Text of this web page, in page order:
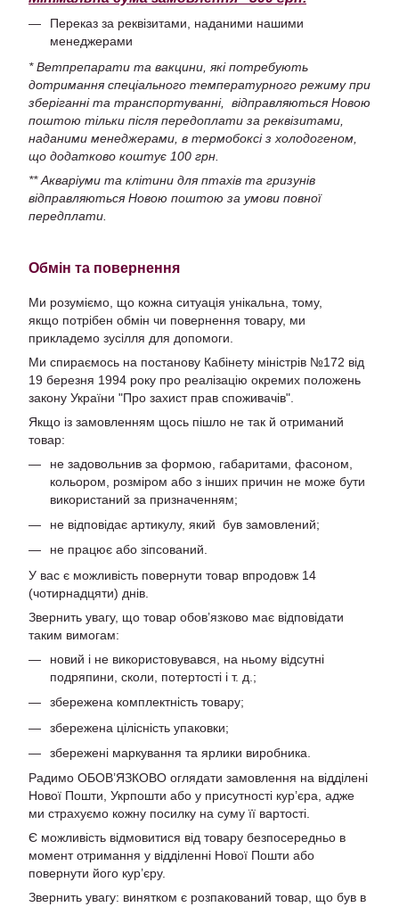
Переказ за реквізитами, наданими нашими
менеджерами
* Ветпрепарати та вакцини, які потребують
дотримання спеціального температурного режиму при
зберіганні та транспортуванні, відправляються Новою
поштою тільки після передоплати за реквізитами,
наданими менеджерами, в термобоксі з холодогеном,
що додатково коштує 100 грн.
** Акваріуми та клітини для птахів та гризунів
відправляються Новою поштою за умови повної
передплати.
Обмін та повернення
Ми розуміємо, що кожна ситуація унікальна, тому,
якщо потрібен обмін чи повернення товару, ми
прикладемо зусілля для допомоги.
Ми спираємось на постанову Кабінету міністрів №172 від
19 березня 1994 року про реалізацію окремих положень
закону України "Про захист прав споживачів".
Якщо із замовленням щось пішло не так й отриманий
товар:
не задовольнив за формою, габаритами, фасоном,
кольором, розміром або з інших причин не може бути
використаний за призначенням;
не відповідає артикулу, який був замовлений;
не працює або зіпсований.
У вас є можливість повернути товар впродовж 14
(чотирнадцяти) днів.
Звернить увагу, що товар обов’язково має відповідати
таким вимогам:
новий і не використовувався, на ньому відсутні
подряпини, сколи, потертості і т. д.;
збережена комплектність товару;
збережена цілісність упаковки;
збережені маркування та ярлики виробника.
Радимо ОБОВ’ЯЗКОВО оглядати замовлення на відділені
Нової Пошти, Укрпошти або у присутності кур’єра, адже
ми страхуємо кожну посилку на суму її вартості.
Є можливість відмовитися від товару безпосередньо в
момент отримання у відділенні Нової Пошти або
повернути його кур’єру.
Звернить увагу: винятком є розпакований товар, що був в